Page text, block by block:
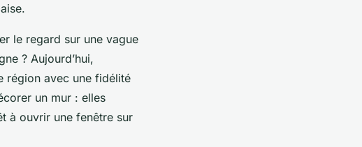
le regard sur une vague
? Aujourd’hui,
région avec une fidélité
un mur : elles
à ouvrir une fenêtre sur